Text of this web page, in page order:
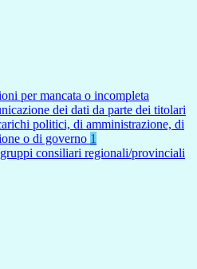
per mancata o incompleta
dei dati da parte dei titolari
politici, di amministrazione, di
o di governo 1
consiliari regionali/provinciali